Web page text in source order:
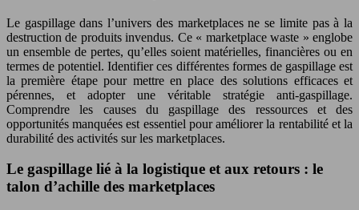
Le gaspillage dans l’univers des marketplaces ne se limite pas à la
destruction de produits invendus. Ce « marketplace waste » englobe
un ensemble de pertes, qu’elles soient matérielles, financières ou en
termes de potentiel. Identifier ces différentes formes de gaspillage est
la première étape pour mettre en place des solutions efficaces et
pérennes, et adopter une véritable stratégie anti-gaspillage.
Comprendre les causes du gaspillage des ressources et des
opportunités manquées est essentiel pour améliorer la rentabilité et la
durabilité des activités sur les marketplaces.
Le gaspillage lié à la logistique et aux retours : le
talon d’achille des marketplaces